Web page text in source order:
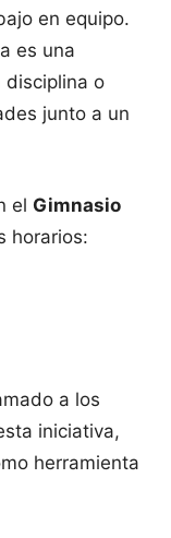
en equipo.
es una
disciplina o
junto a un
el Gimnasio
horarios:
a los
iniciativa,
herramienta